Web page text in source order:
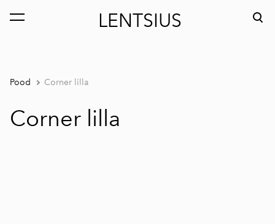
LENTSIUS
lisati ostukorvi. Vaata ostukorvi
Pood Corner lilla
Corner lilla